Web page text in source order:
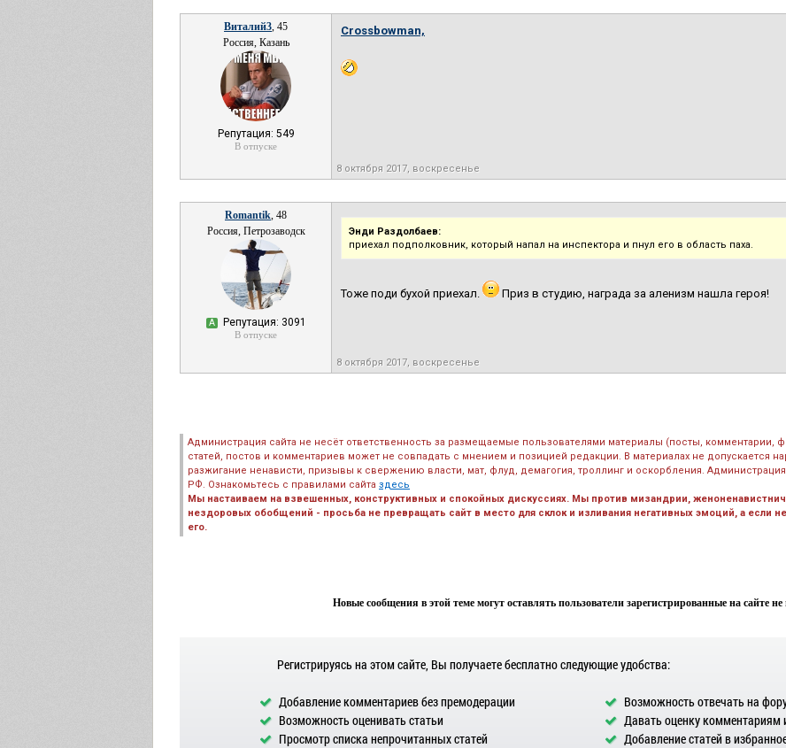
Виталий3, 45
Россия, Казань
Репутация: 549
В отпуске
Crossbowman,
8 октября 2017, воскресенье
Romantik, 48
Россия, Петрозаводск
А Репутация: 3091
В отпуске
Энди Раздолбаев:
приехал подполковник, который напал на инспектора и пнул его в область паха.
Тоже поди бухой приехал. Приз в студию, награда за аленизм нашла героя!
8 октября 2017, воскресенье
Администрация сайта не несёт ответственность за размещаемые пользователями материалы (посты, комментарии,
статей, постов и комментариев может не совпадать с мнением и позицией редакции. В материалах не допускается
разжигание ненависти, призывы к свержению власти, мат, флуд, демагогия, троллинг и оскорбления.
РФ. Ознакомьтесь с правилами сайта здесь
Мы настаиваем на взвешенных, конструктивных и спокойных дискуссиях. Мы против мизандрии,
нездоровых обобщений - просьба не превращать сайт в место для склок и изливания негативных эмоций, а если
его.
Новые сообщения в этой теме могут оставлять пользователи зарегистрированные на сайте не
Регистрируясь на этом сайте, Вы получаете бесплатно следующие удобства:
Добавление комментариев без премодерации
Возможность отвечать на
Возможность оценивать статьи
Давать оценку комментариям
Просмотр списка непрочитанных статей
Добавление статей в